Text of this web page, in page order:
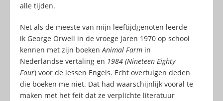
alle tijden.
Net als de meeste van mijn leeftijdgenoten leerde
ik George Orwell in de vroege jaren 1970 op school
kennen met zijn boekenAnimal Farm in
Nederlandse vertaling en 1984 (Nineteen Eighty
Four) voor de lessen Engels. Echt overtuigen deden
die boeken me niet. Dat had waarschijnlijk vooral te
maken met het feit dat ze verplichte literatuur